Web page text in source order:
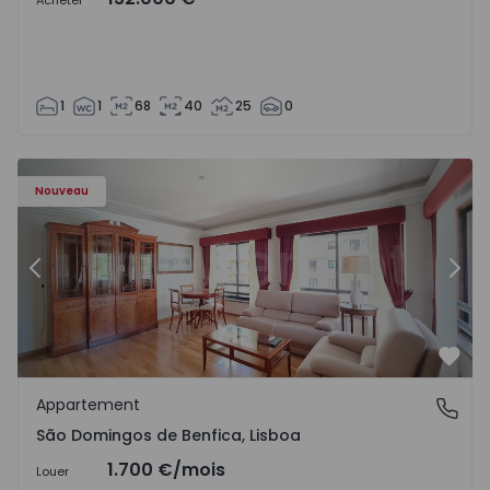
1 1 68 40 25 0
Nouveau
Précédent
São Domingos de Benfica, Lisboa
Appartement
São Domingos de Benfica, Lisboa
Louer 1.700 €/mois